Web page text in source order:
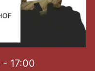
- 17:00